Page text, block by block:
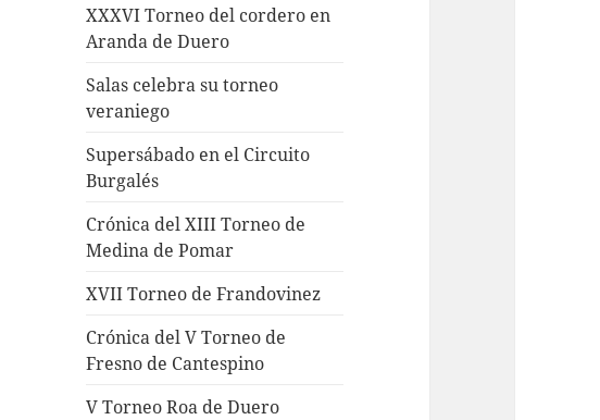
XXXVI Torneo del cordero en
Aranda de Duero
Salas celebra su torneo
veraniego
Supersábado en el Circuito
Burgalés
Crónica del XIII Torneo de
Medina de Pomar
XVII Torneo de Frandovinez
Crónica del V Torneo de
Fresno de Cantespino
V Torneo Roa de Duero